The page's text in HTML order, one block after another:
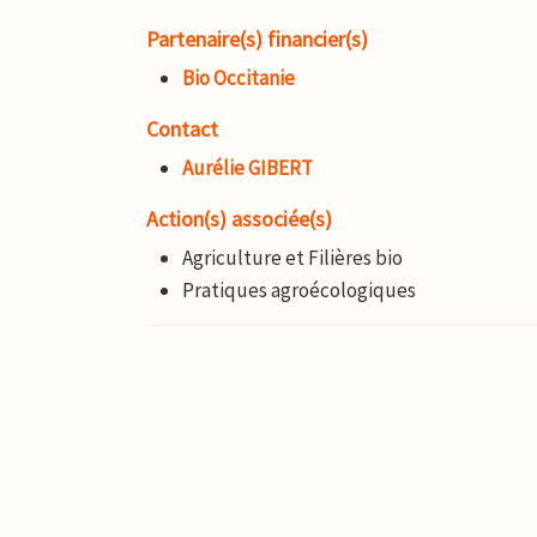
Partenaire(s) financier(s)
Bio Occitanie
Contact
Aurélie GIBERT
Action(s) associée(s)
Agriculture et Filières bio
Pratiques agroécologiques